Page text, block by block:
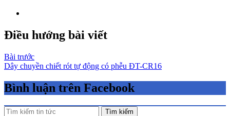
Điều hướng bài viết
Bài trước
Dây chuyền chiết rót tự động có phễu ĐT-CR16
Bình luận trên Facebook
Tìm kiếm